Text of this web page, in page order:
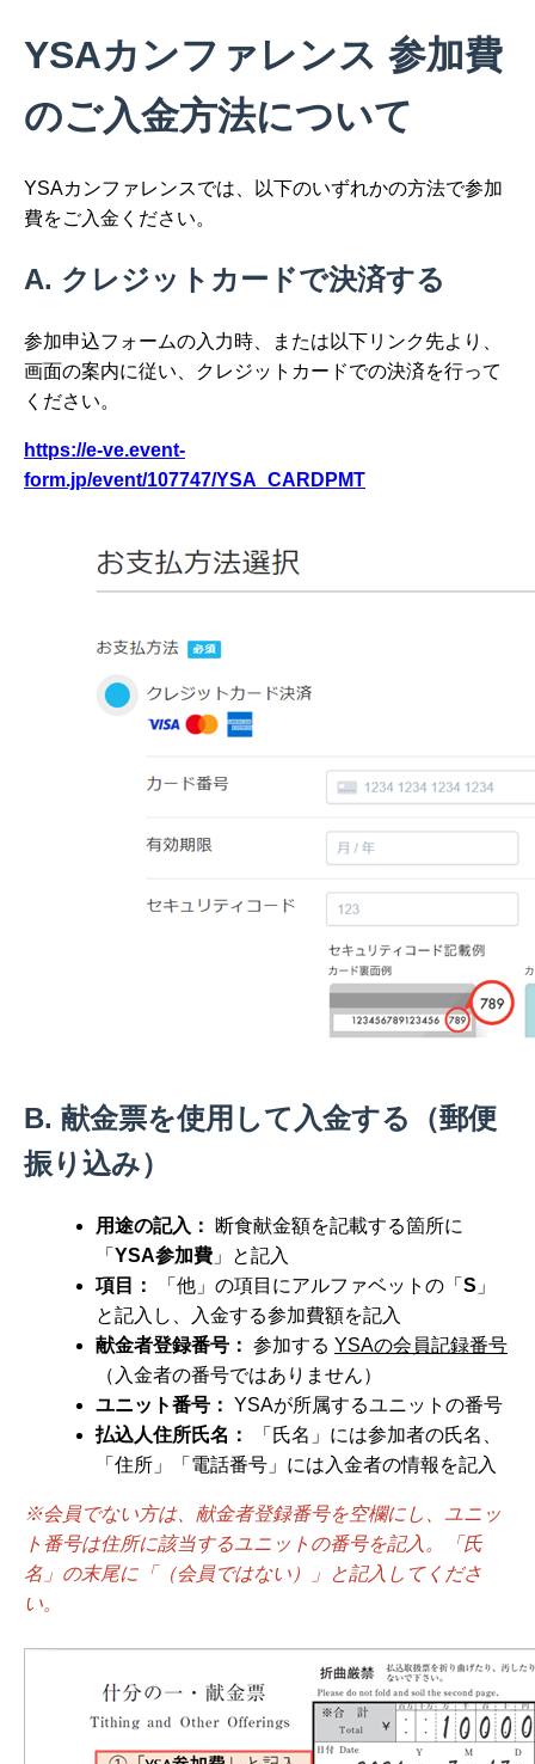
YSAカンファレンス 参加費
のご入金方法について
YSAカンファレンスでは、以下のいずれかの方法で参加
費をご入金ください。
A. クレジットカードで決済する
参加申込フォームの入力時、または以下リンク先より、
画面の案内に従い、クレジットカードでの決済を行って
ください。
https://e-ve.event-
form.jp/event/107747/YSA_CARDPMT
B. 献金票を使用して入金する（郵便
振り込み）
用途の記入：
断食献金額を記載する箇所に
「 YSA参加費 」と記入
項目：
「他」の項目にアルファベットの「 S 」
と記入し、入金する参加費額を記入
献金者登録番号： 参加する YSAの会員記録番号
（入金者の番号ではありません）
ユニット番号： YSAが所属するユニットの番号
払込人住所氏名：
「氏名」には参加者の氏名、
「住所」「電話番号」には入金者の情報を記入
※会員でない方は、献金者登録番号を空欄にし、ユニッ
ト番号は住所に該当するユニットの番号を記入。「氏
名」の末尾に「（会員ではない）」と記入してくださ
い。